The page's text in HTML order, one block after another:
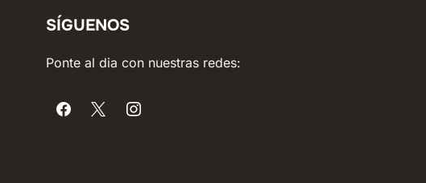
SÍGUENOS
Ponte al dia con nuestras redes: